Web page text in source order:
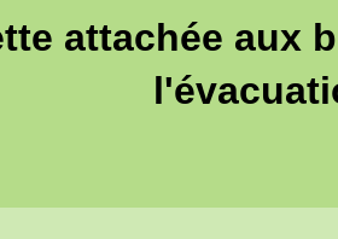
attachée aux